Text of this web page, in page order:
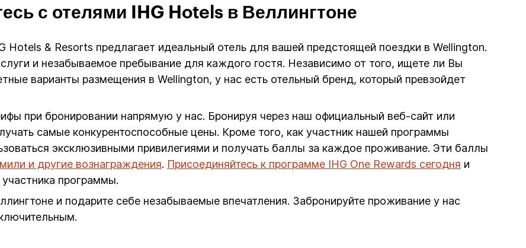
с отелями IHG Hotels в Веллингтоне
Hotels & Resorts предлагает идеальный отель для вашей предстоящей поездки в Wellington.
и незабываемое пребывание для каждого гостя. Независимо от того, ищете ли Вы
варианты размещения в Wellington, у нас есть отельный бренд, который превзойдет
при бронировании напрямую у нас. Бронируя через наш официальный веб-сайт или
самые конкурентоспособные цены. Кроме того, как участник нашей программы
эксклюзивными привилегиями и получать баллы за каждое проживание. Эти баллы
и другие вознаграждения. Присоединяйтесь к программе IHG One Rewards сегодня и
программы.
и подарите себе незабываемые впечатления. Забронируйте проживание у нас